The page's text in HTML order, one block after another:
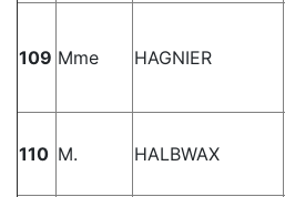
109 Mme HAGNIER
110 M. HALBWAX